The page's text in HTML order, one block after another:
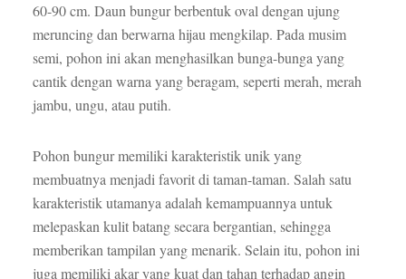
60-90 cm. Daun bungur berbentuk oval dengan ujung
meruncing dan berwarna hijau mengkilap. Pada musim
semi, pohon ini akan menghasilkan bunga-bunga yang
cantik dengan warna yang beragam, seperti merah, merah
jambu, ungu, atau putih.
Pohon bungur memiliki karakteristik unik yang
membuatnya menjadi favorit di taman-taman. Salah satu
karakteristik utamanya adalah kemampuannya untuk
melepaskan kulit batang secara bergantian, sehingga
memberikan tampilan yang menarik. Selain itu, pohon ini
juga memiliki akar yang kuat dan tahan terhadap angin